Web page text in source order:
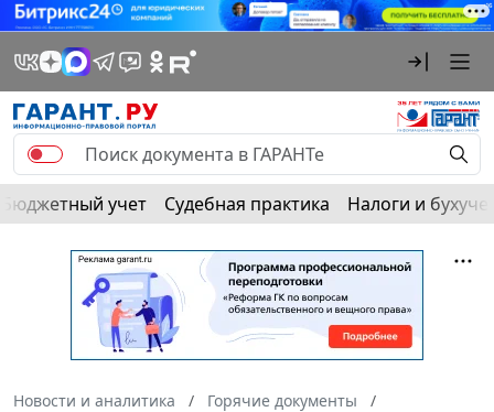
Бюджетный учет Судебная практика Налоги и
Новости и аналитика
Горячие документы